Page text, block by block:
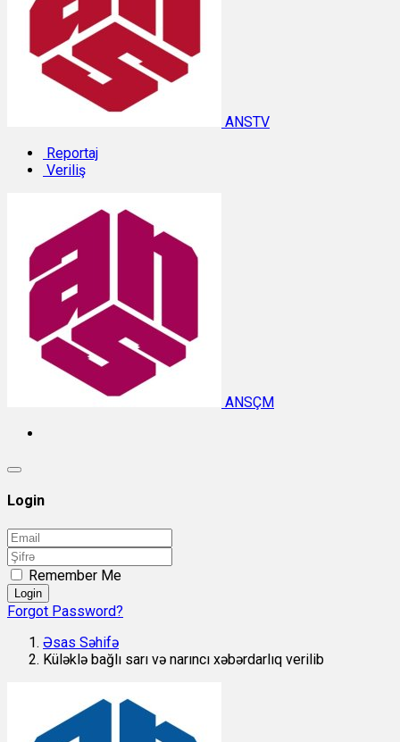
ANSTV
Reportaj
Veriliş
ANSÇM
Login
Remember Me
Login
Forgot Password?
Əsas Səhifə
Küləklə bağlı sarı və narıncı xəbərdarlıq verilib